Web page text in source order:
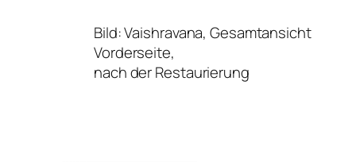
Bild: Vaishravana, Gesamtansicht
Vorderseite,
nach der Restaurierung